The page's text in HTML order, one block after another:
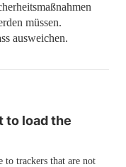
müssen.
ausweichen.
to load the
to trackers that are not